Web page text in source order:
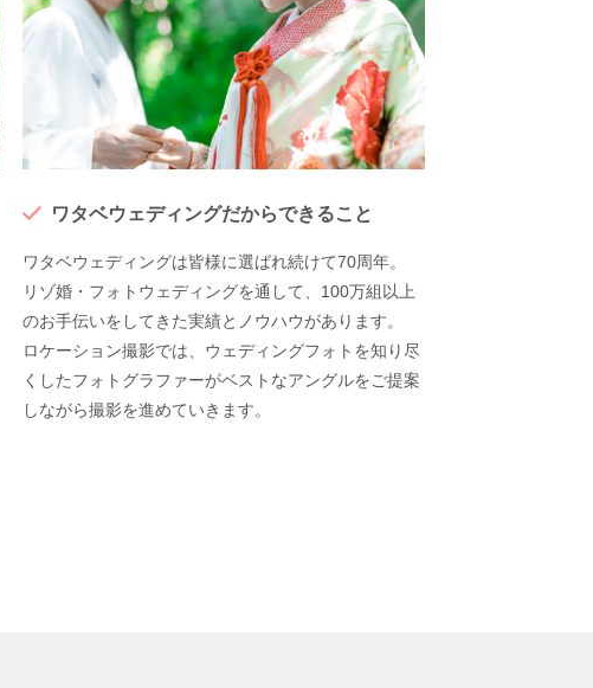
ワタベウェディングだからできること
ワタベウェディングは皆様に選ばれ続けて70周年。
リゾ婚・フォトウェディングを通して、100万組以上
のお手伝いをしてきた実績とノウハウがあります。
ロケーション撮影では、ウェディングフォトを知り尽
くしたフォトグラファーがベストなアングルをご提案
しながら撮影を進めていきます。